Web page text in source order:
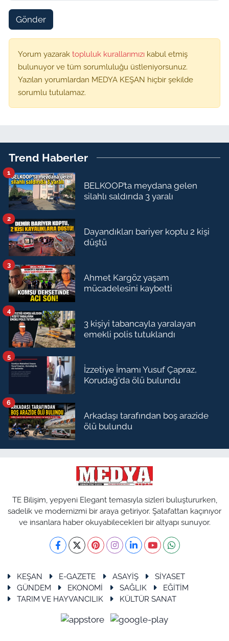
Gönder
Yorum yazarak topluluk kurallarımızı kabul etmiş
bulunuyor ve tüm sorumluluğu üstleniyorsunuz.
Yazılan yorumlardan MEDYA KEŞAN hiçbir şekilde
sorumlu tutulamaz.
Trend Haberler
BELKOOP’ta meydana gelen
silahlı saldırıda 3 yaralı
1
Dayandıkları bariyer koptu 2 kişi
düştü
2
Ahmet Kargöz yaşam
mücadelesini kaybetti
3
3 kişiyi tabancayla yaralayan
emekli polis tutuklandı
4
İzzetiye İmamı Yusuf Çapraz,
Korudağ'da ölü bulundu
5
Arkadaşı tarafından boş arazide
ölü bulundu
6
TE Bilişim, yepyeni Elegant temasıyla sizleri buluştururken,
sadelik ve modernizmi bir araya getiriyor. Şatafattan kaçınıyor
ve insanlara haber okuyabilecekleri bir altyapı sunuyor.
KEŞAN E-GAZETE ASAYİŞ
SİYASET
GÜNDEM
EKONOMİ SAĞLIK
EĞİTİM
TARIM VE HAYVANCILIK
KÜLTÜR SANAT